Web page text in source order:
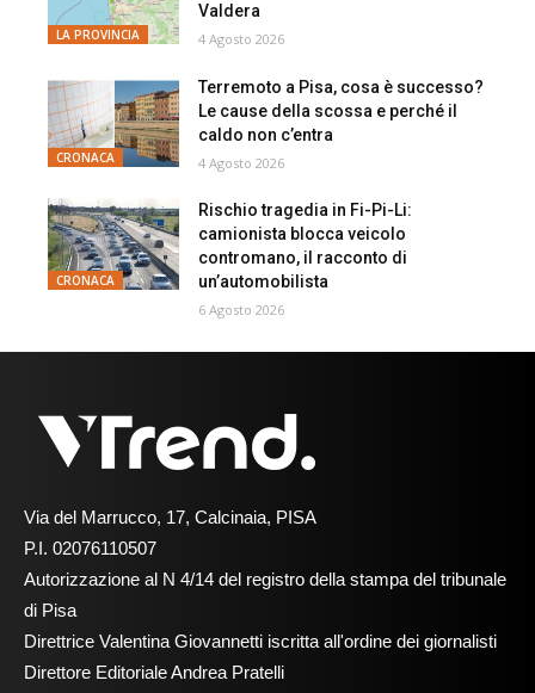
LA PROVINCIA
Valdera
4 Agosto 2026
CRONACA
Terremoto a Pisa, cosa è successo?
Le cause della scossa e perché il
caldo non c’entra
4 Agosto 2026
CRONACA
Rischio tragedia in Fi-Pi-Li:
camionista blocca veicolo
contromano, il racconto di
un’automobilista
6 Agosto 2026
Via del Marrucco, 17, Calcinaia, PISA
P.I. 02076110507
Autorizzazione al N 4/14 del registro della stampa del tribunale
di Pisa
Direttrice Valentina Giovannetti iscritta all'ordine dei giornalisti
Direttore Editoriale Andrea Pratelli